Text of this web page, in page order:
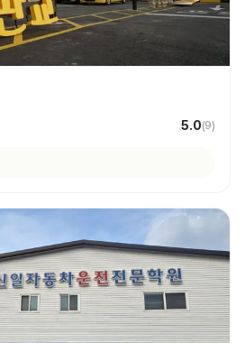
5.0(9)